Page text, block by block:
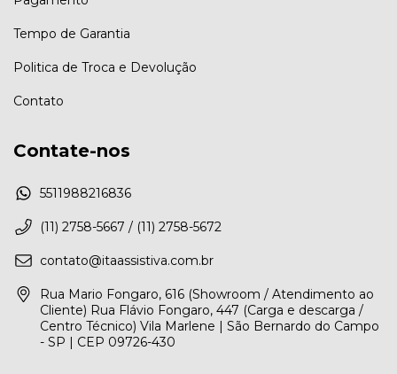
Tempo de Garantia
Politica de Troca e Devolução
Contato
Contate-nos
5511988216836
(11) 2758-5667 / (11) 2758-5672
contato@itaassistiva.com.br
Rua Mario Fongaro, 616 (Showroom / Atendimento ao
Cliente) Rua Flávio Fongaro, 447 (Carga e descarga /
Centro Técnico) Vila Marlene | São Bernardo do Campo
- SP | CEP 09726-430